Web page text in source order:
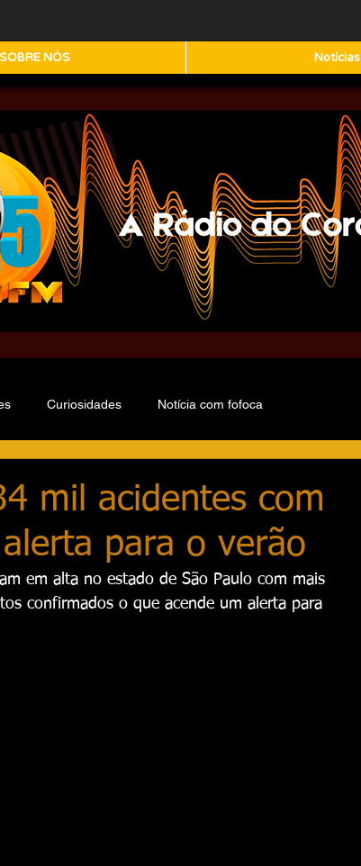
SOBRE NÓS Notícias
Curiosidades Notícia com fofoca
mil acidentes com
para o verão
em alta no estado de São Paulo com mais
confirmados o que acende um alerta para